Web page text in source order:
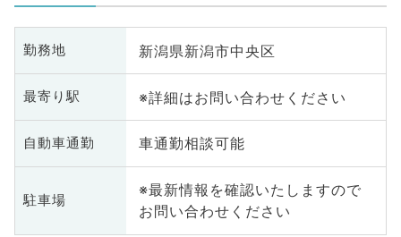
勤務地 新潟県新潟市中央区
最寄り駅 ※詳細はお問い合わせください
自動車通勤 車通勤相談可能
駐車場
※最新情報を確認いたしますので
お問い合わせください